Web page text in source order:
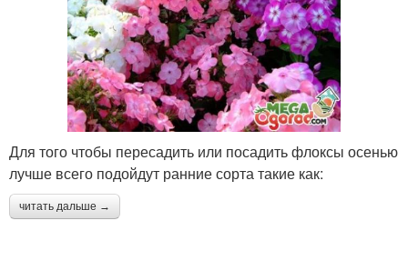
Для того чтобы пересадить или посадить флоксы осенью
лучше всего подойдут ранние сорта такие как:
читать дальше →